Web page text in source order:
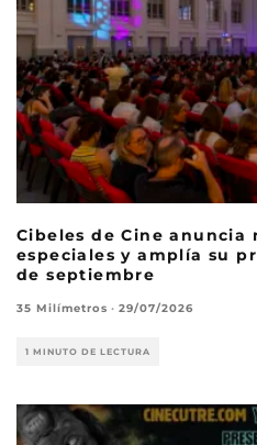
Cibeles de Cine anuncia
especiales y amplía su
de septiembre
35 Milímetros · 29/07/2026
1 MINUTO DE LECTURA